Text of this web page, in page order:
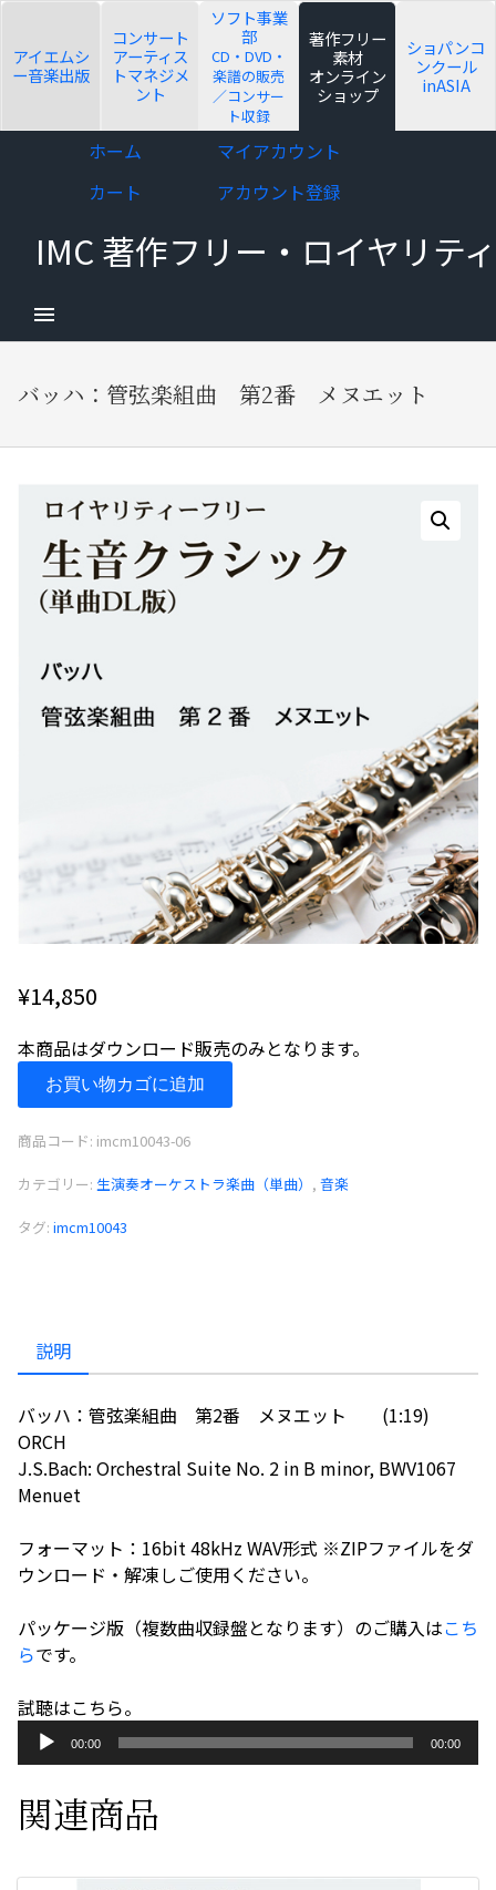
アイエムシ
ー音楽出版
コンサート
アーティス
トマネジメ
ント
ソフト事業
部
CD・DVD・
楽譜の販売
／コンサー
ト収録
著作フリー
素材
オンライン
ショップ
ショパンコ
ンクール
inASIA
ホーム
マイアカウント
カート
アカウント登録
IMC 著作フリー・ロイヤリ
バッハ：管弦楽組曲 第2番 メヌエット
¥14,850
本商品はダウンロード販売のみとなります。
ッ
管
弦
組
番
メ
エ
ッ
ト
個
お買い物カゴに追加
商品コード: imcm10043-06
カテゴリー: 生演奏オーケストラ楽曲（単曲） , 音楽
タグ: imcm10043
説明
バッハ：管弦楽組曲 第2番 メヌエット (1:19)
ORCH
J.S.Bach: Orchestral Suite No. 2 in B minor, BWV1067
Menuet
フォーマット：16bit 48kHz WAV形式 ※ZIPファイルをダ
ウンロード・解凍しご使用ください。
パッケージ版（複数曲収録盤となります）のご購入はこち
らです。
試聴はこちら。
声
レ
ー
00:00 00:00
関連商品
child menu